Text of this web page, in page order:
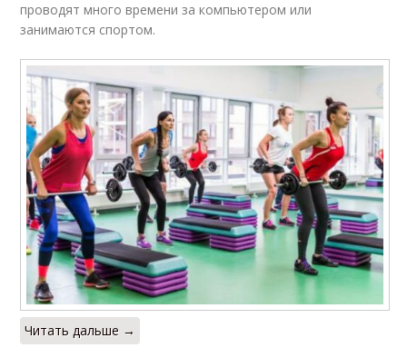
проводят много времени за компьютером или
занимаются спортом.
Читать дальше →